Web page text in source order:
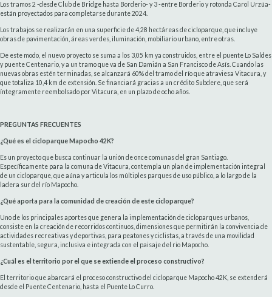
Los tramos 2 -desde Club de Bridge hasta Borderio- y 3 -entre Borderio y rotonda Carol Urzúa-
están proyectados para completarse durante 2024.
Los trabajos se realizarán en una superficie de 4,28 hectáreas de cicloparque, que incluye
obras de pavimentación, áreas verdes, iluminación, mobiliario urbano, entre otras.
De este modo, el nuevo proyecto se suma a los 3,05 km ya construidos, entre el puente Lo Saldes
y puente Centenario, y a un tramo que va de San Damián a San Francisco de Asís. Cuando las
nuevas obras estén terminadas, se alcanzará 60% del tramo del río que atraviesa Vitacura, y
que totaliza 10,4 km de extensión. Se financiará gracias a un crédito Subdere, que será
íntegramente reembolsado por Vitacura, en un plazo de ocho años.
PREGUNTAS FRECUENTES
¿Qué es el cicloparque Mapocho 42K?
Es un proyecto que busca continuar la unión de once comunas del gran Santiago.
Específicamente para la comuna de Vitacura, contempla un plan de implementación integral
de un cicloparque, que aúna y articula los múltiples parques de uso público, a lo largo de la
ladera sur del río Mapocho.
¿Qué aporta para la comunidad de creación de este cicloparque?
Uno de los principales aportes que genera la implementación de cicloparques urbanos,
consiste en la creación de recorridos continuos, dimensiones que permitirán la convivencia de
actividades recreativas y deportivas, para peatones y ciclistas, a través de una movilidad
sustentable, segura, inclusiva e integrada con el paisaje del rio Mapocho.
¿Cuál es el territorio por el que se extiende el proceso constructivo?
El territorio que abarcará el proceso constructivo del cicloparque Mapocho 42K, se extenderá
desde el Puente Centenario, hasta el Puente Lo Curro.